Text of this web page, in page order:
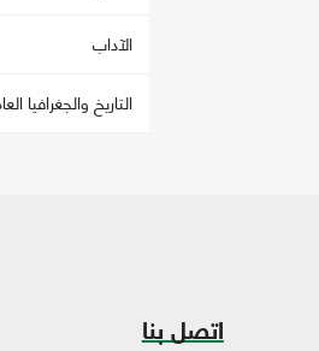
الآداب
التاريخ والجغرافيا
اتصل بنا